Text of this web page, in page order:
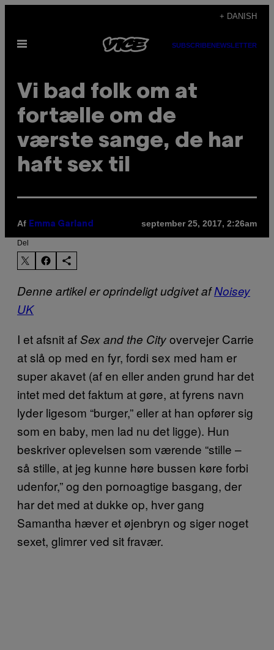
indhold
+ DANISH
Åbn
SUBSCRIBENEWSLETTER
Vi bad folk om at
fortælle om de
værste sange, de har
haft sex til
Af Emma Garland september 25, 2017, 2:26am
Del
Denne artikel er oprindeligt udgivet afNoisey
UK
I et afsnit afSex and the Cityovervejer Carrie
at slå op med en fyr, fordi sex med ham er
super akavet (af en eller anden grund har det
intet med det faktum at gøre, at fyrens navn
lyder ligesom “burger,” eller at han opfører sig
som en baby, men lad nu det ligge). Hun
beskriver oplevelsen som værende “stille –
så stille, at jeg kunne høre bussen køre forbi
udenfor,” og den pornoagtige basgang, der
har det med at dukke op, hver gang
Samantha hæver et øjenbryn og siger noget
sexet, glimrer ved sit fravær.